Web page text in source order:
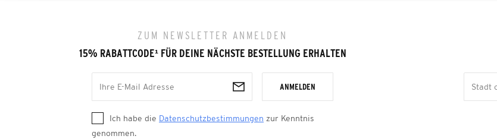
ZUM NEWSLETTER ANMELDEN
15% RABATTCODE¹FÜR DEINE NÄCHSTE BESTELLUNG ERHALTEN
ANMELDEN
Ich habe die Datenschutzbestimmungen zur Kenntnis
genommen.